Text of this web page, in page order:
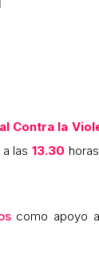
Contra la
a las13.30
como apoyo a